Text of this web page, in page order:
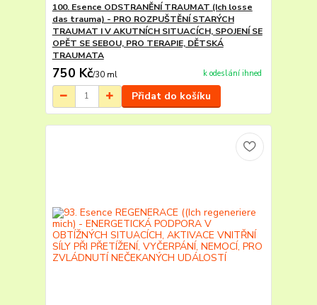
100. Esence ODSTRANĚNÍ TRAUMAT (Ich losse
das trauma) - PRO ROZPUŠTĚNÍ STARÝCH
TRAUMAT I V AKUTNÍCH SITUACÍCH, SPOJENÍ SE
OPĚT SE SEBOU, PRO TERAPIE, DĚTSKÁ
TRAUMATA
750 Kč/30 ml k odeslání ihned
Přidat do košíku